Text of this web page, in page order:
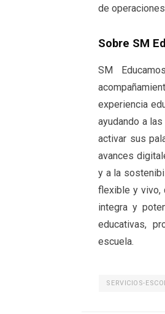
de
Sobre SM
SM
experiencia
ayudando a
activar sus
avances
y a la
flexible y vivo,
integra y
educativas,
escuela.
SERVICIOS-